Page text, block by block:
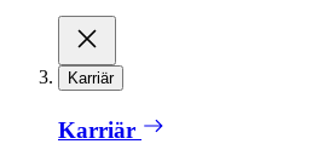
Karriär
Karriär